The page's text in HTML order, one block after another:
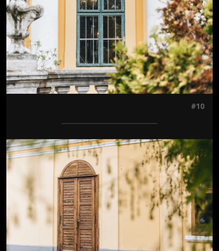
#10
Jön még kép!